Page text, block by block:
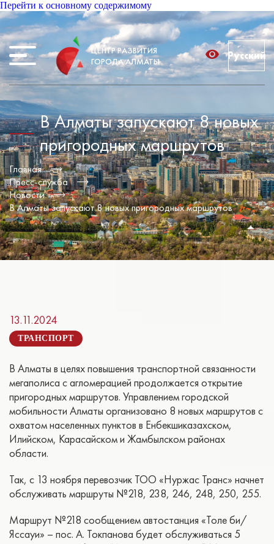
Перейти к основному содержимому
ЦЕНТР РАЗВИТИЯ
ГОРОДА АЛМАТЫ
Русский
В Алматы запускают 8 новых
пригородных маршрутов
Главная
Пресс-служба
Новости
В Алматы запускают 8 новых пригородных маршрутов
13.11.2024
ТРАНСПОРТ
В Алматы в целях повышения транспортной связанности
мегаполиса с агломерацией продолжается открытие
пригородных маршрутов. Управлением городской
мобильности Алматы организовано 8 новых маршрутов с
охватом населенных пунктов в Енбекшиказахском,
Илийском, Карасайском и Жамбылском районах
области.
Так, с 13 ноября перевозчик ТОО «Нуржас Транс» начнет
обслуживать маршруты №218, 238, 246, 248, 250, 255.
Маршрут №218 сообщением автостанция «Толе би/
Яссауи» – пос. А. Токпанова будет обслуживаться 5